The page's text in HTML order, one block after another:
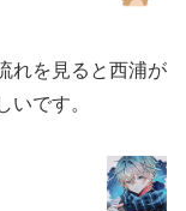
れを見ると西浦が
いです。